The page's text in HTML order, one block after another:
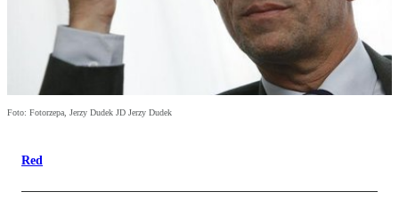
Foto: Fotorzepa, Jerzy Dudek JD Jerzy Dudek
Red